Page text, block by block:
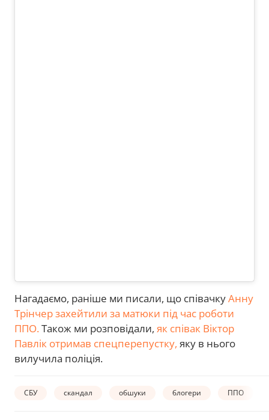
Нагадаємо, раніше ми писали, що співачкуАнну
Трінчер захейтили за матюки під час роботи
ППО.Також ми розповідали, як співак Віктор
Павлік отримав спецперепустку, яку в нього
вилучила поліція.
СБУ скандал обшуки блогери ППО